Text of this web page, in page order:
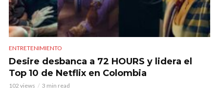
ENTRETENIMIENTO
Desire desbanca a 72 HOURS y lidera el
Top 10 de Netflix en Colombia
102 views 3 min read